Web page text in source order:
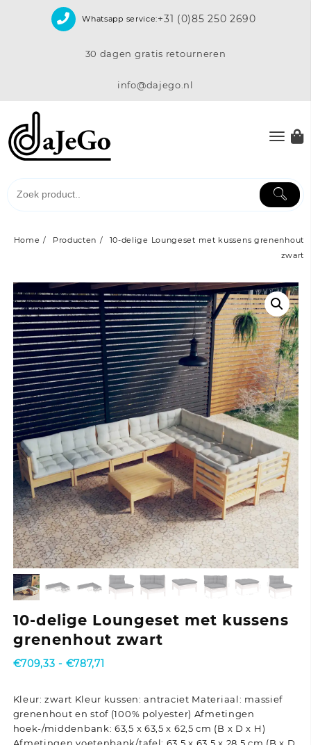
Whatsapp service:+31 (0)85 250 2690
30 dagen gratis retourneren
info@dajego.nl
Home Producten
10-delige Loungeset met kussens grenenhout
zwart
10-delige Loungeset met kussens
grenenhout zwart
€709,33 - €787,71
€787,71
Kleur: zwart Kleur kussen: antraciet Materiaal: massief
grenenhout en stof (100% polyester) Afmetingen
hoek-/middenbank: 63,5 x 63,5 x 62,5 cm (B x D x H)
Afmetingen voetenbank/tafel: 63,5 x 63,5 x 28,5 cm (B x D